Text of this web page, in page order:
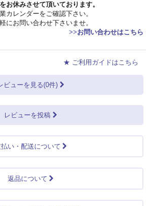
お休みさせて頂いております。
カレンダーをご確認下さい。
にお問い合わせ下さいませ。
>>お問い合わせはこちら
★ ご利用ガイドはこちら
ビューを見る(0件)
レビューを投稿
い・配送について
返品について